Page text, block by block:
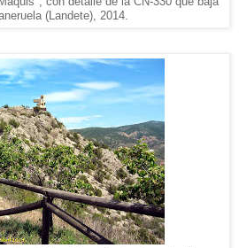
(Landete), 2014.